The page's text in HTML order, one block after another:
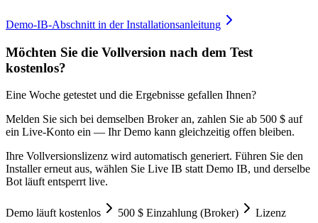
Demo-IB-Abschnitt in der Installationsanleitung
Möchten Sie die Vollversion nach dem Test
kostenlos?
Eine Woche getestet und die Ergebnisse gefallen Ihnen?
Melden Sie sich bei demselben Broker an, zahlen Sie ab 500 $ auf
ein Live-Konto ein — Ihr Demo kann gleichzeitig offen bleiben.
Ihre Vollversionslizenz wird automatisch generiert. Führen Sie den
Installer erneut aus, wählen Sie Live IB statt Demo IB, und derselbe
Bot läuft entsperrt live.
Demo läuft kostenlos 500 $ Einzahlung (Broker)
Lizenz